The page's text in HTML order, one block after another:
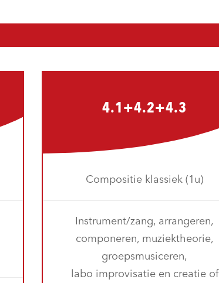
4.1+4.2+4.3
Compositie klassiek (1u)
Instrument/zang, arrangeren,
componeren, muziektheorie,
groepsmusiceren,
labo improvisatie en creatie of